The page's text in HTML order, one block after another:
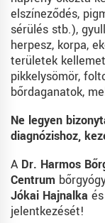
elszíneződés,
sérülés stb.),
herpesz, korpa,
területek
pikkelysömör,
bőrdaganatok,
Ne legyen
diagnózishoz,
A Dr. Harmos
Centrum
Jókai Hajnalka és
jelentkezését!